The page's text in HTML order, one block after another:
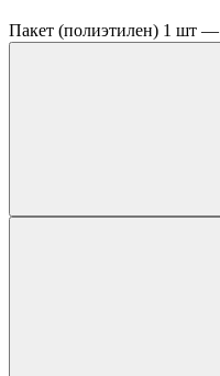
Пакет (полиэтилен) 1 шт —